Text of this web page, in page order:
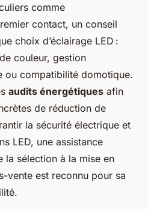
comme
contact, un conseil
choix d’éclairage LED :
couleur, gestion
ou compatibilité domotique.
audits énergétiques afin
de réduction de
la sécurité électrique et
LED, une assistance
la sélection à la mise en
vente est reconnu pour sa